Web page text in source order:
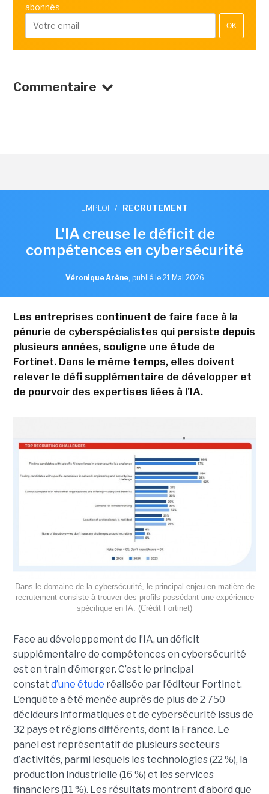
abonnés
OK
Commentaire
EMPLOI / RECRUTEMENT
L'IA creuse le déficit de
compétences en cybersécurité
Véronique Arène, publié le 21 Mai 2026
Les entreprises continuent de faire face à la
pénurie de cyberspécialistes qui persiste depuis
plusieurs années, souligne une étude de
Fortinet. Dans le même temps, elles doivent
relever le défi supplémentaire de développer et
de pourvoir des expertises liées à l'IA.
Dans le domaine de la cybersécurité, le principal enjeu en matière de
recrutement consiste à trouver des profils possédant une expérience
spécifique en IA. (Crédit Fortinet)
Face au développement de l’IA, un déficit
supplémentaire de compétences en cybersécurité
est en train d’émerger. C’est le principal
constat d’une étude réalisée par l’éditeur Fortinet.
L’enquête a été menée auprès de plus de 2 750
décideurs informatiques et de cybersécurité issus de
32 pays et régions différents, dont la France. Le
panel est représentatif de plusieurs secteurs
d’activités, parmi lesquels les technologies (22 %), la
production industrielle (16 %) et les services
financiers (11 %). Les résultats montrent d’abord que